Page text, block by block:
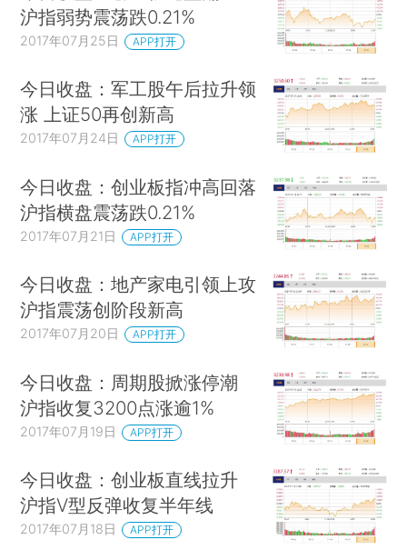
沪指弱势震荡跌0.21%
2017年07月25日 APP打开
今日收盘：军工股午后拉升领
涨 上证50再创新高
2017年07月24日 APP打开
今日收盘：创业板指冲高回落
沪指横盘震荡跌0.21%
2017年07月21日 APP打开
今日收盘：地产家电引领上攻
沪指震荡创阶段新高
2017年07月20日 APP打开
今日收盘：周期股掀涨停潮
沪指收复3200点涨逾1%
2017年07月19日 APP打开
今日收盘：创业板直线拉升
沪指V型反弹收复半年线
2017年07月18日 APP打开